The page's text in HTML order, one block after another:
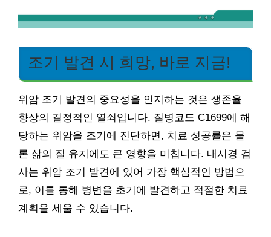
조기 발견 시 희망, 바로 지금!
위암 조기 발견의 중요성을 인지하는 것은 생존율
향상의 결정적인 열쇠입니다. 질병코드 C1699에 해
당하는 위암을 조기에 진단하면, 치료 성공률은 물
론 삶의 질 유지에도 큰 영향을 미칩니다. 내시경 검
사는 위암 조기 발견에 있어 가장 핵심적인 방법으
로, 이를 통해 병변을 초기에 발견하고 적절한 치료
계획을 세울 수 있습니다.